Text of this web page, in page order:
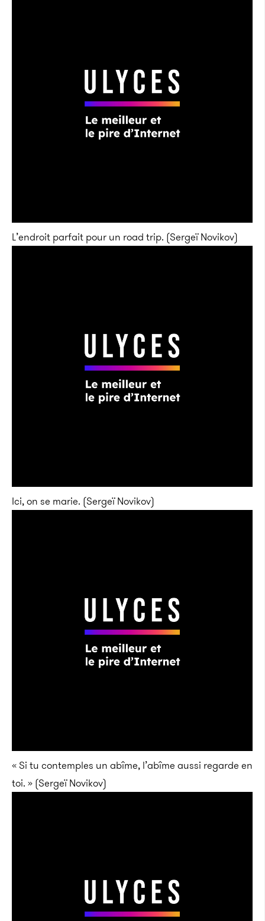
L’endroit parfait pour un road trip. (Sergeï Novikov)
Ici, on se marie. (Sergeï Novikov)
« Si tu contemples un abîme, l’abîme aussi regarde en
toi. » (Sergeï Novikov)